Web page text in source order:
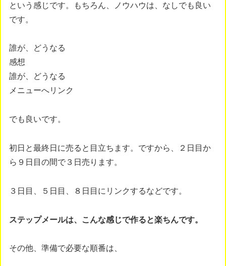
という感じです。もちろん、ノウハウは、なしでも良い
です。
誰が、どうなる
感想
誰が、どうなる
メニューへリンク
でも良いです。
初日と最終日に売ると目立ちます。ですから、２日目か
ら９日目の間で３日売ります。
３日目、５日目、８日目にリンクするなどです。
ステップメールは、こんな感じで作ると楽ちんです。
その他、準備で必要な順番は、